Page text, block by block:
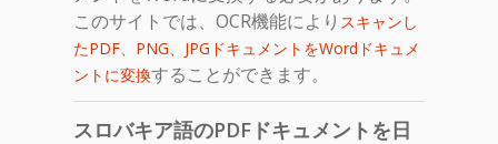
このサイトでは、OCR機能により スキャンし
たPDF、PNG、JPGドキュメントをWordドキュメ
ントに変換することができます。
スロバキア語のPDFドキュメントを日